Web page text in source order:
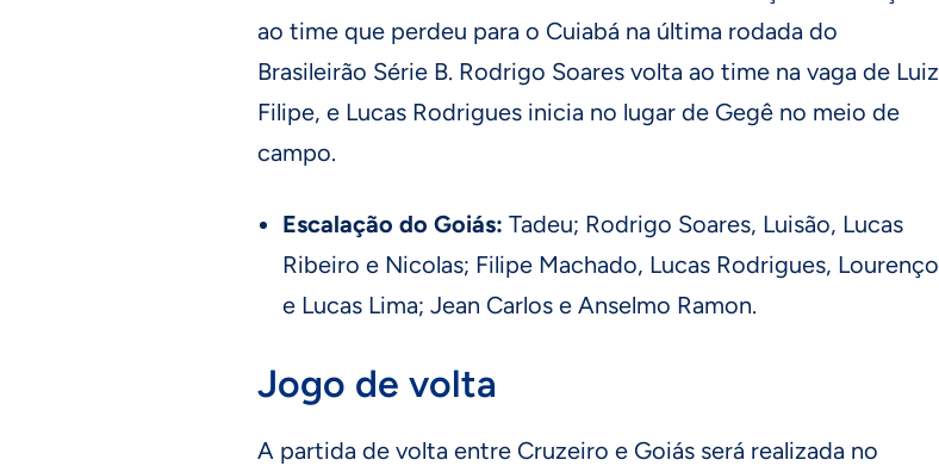
ao time que perdeu para o Cuiabá na última rodada do
Brasileirão Série B. Rodrigo Soares volta ao time na vaga de Luiz
Filipe, e Lucas Rodrigues inicia no lugar de Gegê no meio de
campo.
Escalação do Goiás: Tadeu; Rodrigo Soares, Luisão, Lucas
Ribeiro e Nicolas; Filipe Machado, Lucas Rodrigues, Lourenço
e Lucas Lima; Jean Carlos e Anselmo Ramon.
Jogo de volta
A partida de volta entre Cruzeiro e Goiás será realizada no